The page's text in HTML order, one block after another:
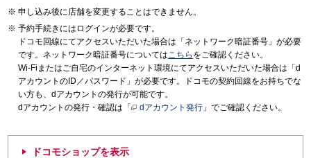
申し込み後に店舗を変更することはできません。
予約手続きにはログインが必要です。
ドコモ回線にてアクセスいただいた場合は「ネットワーク暗証番号」が必要
です。ネットワーク暗証番号についてはこちら をご確認ください。
Wi-Fiまたはご自宅のインターネット環境にてアクセスいただいた場合は「d
アカウントのID／パスワード」が必要です。ドコモの契約回線をお持ちでな
い方も、dアカウントの発行が可能です。
dアカウントの発行・確認は「
dアカウント発行 」でご確認ください。
ドコモショップを表示